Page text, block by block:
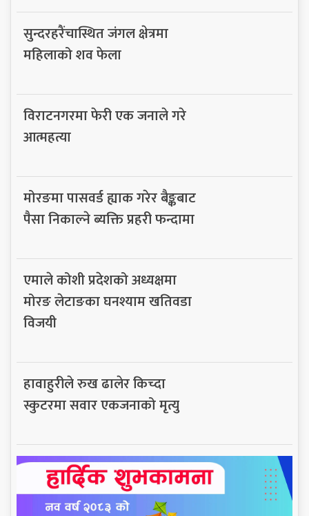
सुन्दरहरैंचास्थित जंगल क्षेत्रमा
महिलाको शव फेला
विराटनगरमा फेरी एक जनाले गरे
आत्महत्या
मोरङमा पासवर्ड ह्याक गरेर बैङ्कबाट
पैसा निकाल्ने ब्यक्ति प्रहरी फन्दामा
एमाले कोशी प्रदेशको अध्यक्षमा
मोरङ लेटाङका घनश्याम खतिवडा
विजयी
हावाहुरीले रुख ढालेर किच्दा
स्कुटरमा सवार एकजनाको मृत्यु